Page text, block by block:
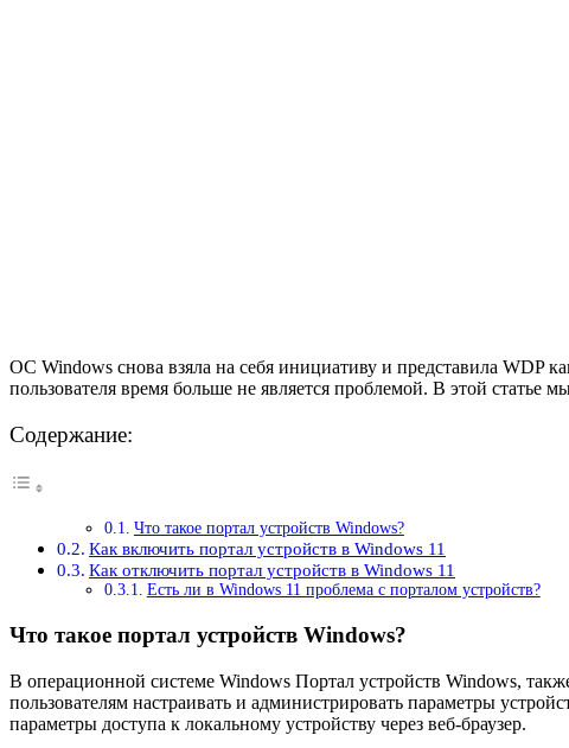
ОС Windows снова взяла на себя инициативу и представила WDP
пользователя время больше не является проблемой. В этой статье
Содержание:
Что такое портал устройств Windows?
Как включить портал устройств в Windows 11
Как отключить портал устройств в Windows 11
Есть ли в Windows 11 проблема с порталом устройств?
Что такое портал устройств Windows?
В операционной системе Windows Портал устройств Windows,
пользователям настраивать и администрировать параметры
параметры доступа к локальному устройству через веб-браузер.